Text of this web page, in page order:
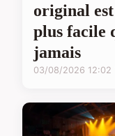
original est
plus facile
jamais
03/08/2026 12:02